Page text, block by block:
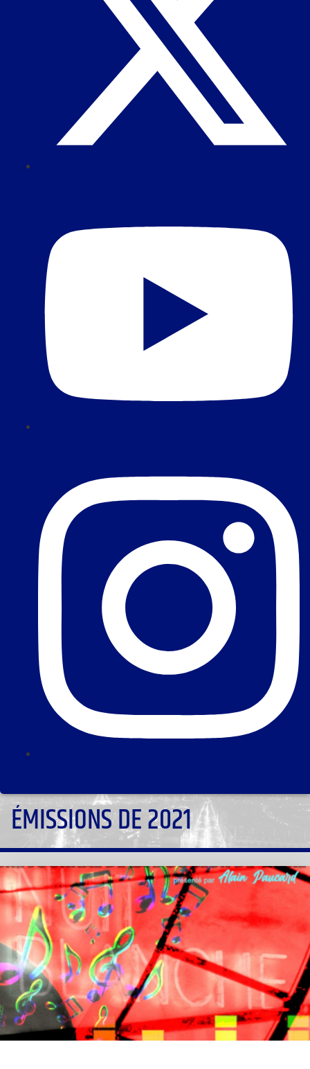
ÉMISSIONS DE 2021